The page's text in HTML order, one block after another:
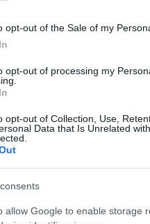
opt-out of the Sale of my
opt-out of processing my
opt-out of Collection, Use,
Data that Is Unrelated
allow Google to enable storage
pénzügyi válság
lesz a legdrágább
is kalapács alá
akár 320 ezer